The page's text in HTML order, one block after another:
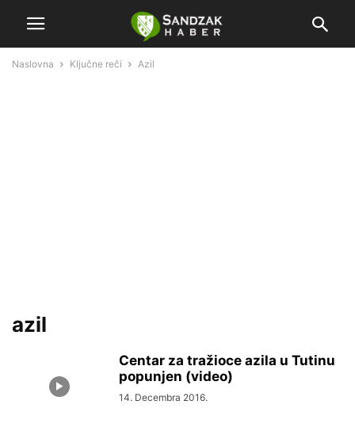
Naslovna Ključne reči Azil
azil
Centar za tražioce azila u Tutinu
popunjen (video)
14. Decembra 2016.